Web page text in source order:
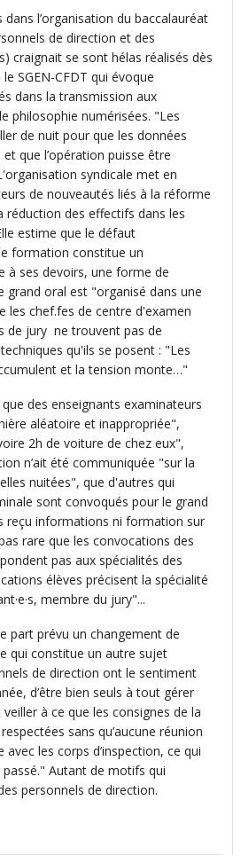
l’organisation du baccalauréat
de direction et des
craignait se sont hélas réalisés dès
SGEN-CFDT qui évoque
dans la transmission aux
philosophie numérisées. "Les
de nuit pour que les données
que l’opération puisse être
syndicale met en
de nouveautés liés à la réforme
réduction des effectifs dans les
estime que le défaut
formation constitue un
à ses devoirs, une forme de
grand oral est "organisé dans une
les chef.fes de centre d'examen
de jury ne trouvent pas de
qu'ils se posent : "Les
et la tension monte…"
des enseignants examinateurs
aléatoire et inappropriée",
2h de voiture de chez eux",
n’ait été communiquée "sur la
nuitées", que d'autres qui
sont convoqués pour le grand
reçu informations ni formation sur
rare que les convocations des
pas aux spécialités des
élèves précisent la spécialité
membre du jury"...
part prévu un changement de
qui constitue un autre sujet
de direction ont le sentiment
d’être bien seuls à tout gérer
veiller à ce que les consignes de la
sans qu’aucune réunion
avec les corps d’inspection, ce qui
passé." Autant de motifs qui
personnels de direction.